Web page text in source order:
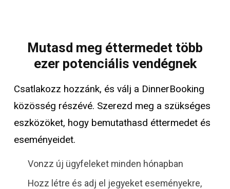
Mutasd meg éttermedet több
ezer potenciális vendégnek
Csatlakozz hozzánk, és válj a DinnerBooking
közösség részévé. Szerezd meg a szükséges
eszközöket, hogy bemutathasd éttermedet és
eseményeidet.
Vonzz új ügyfeleket minden hónapban
Hozz létre és adj el jegyeket eseményekre,